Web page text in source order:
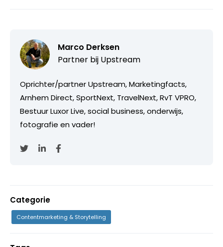
Marco Derksen
Partner bij Upstream
Oprichter/partner Upstream, Marketingfacts,
Arnhem Direct, SportNext, TravelNext, RvT VPRO,
Bestuur Luxor Live, social business, onderwijs,
fotografie en vader!
Categorie
Contentmarketing & Storytelling